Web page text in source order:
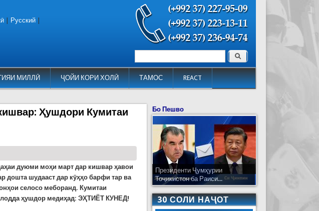
МИЛЛӢ ҶОЙИ КОРИ ХОЛӢ ТАМОС REACT
Форма поиска Поиск
Русский
Ҳушдори Кумитаи
дуюми моҳи март дар кишвар ҳавои
дошта шудааст дар кӯҳҳо барфи тар ва
селосо меборанд. Кумитаи
ҳушдор медиҳад: ЭҲТИЁТ КУНЕД!
Бо Пешво
Президенти Ҷумҳурии
Тоҷикистон ба Раиси...
30 СОЛИ НАҶОТ